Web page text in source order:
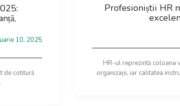
10, 2025
de cotitură
Profesioniștii HR
HR-ul reprezintă coloana
organizații, iar calitatea